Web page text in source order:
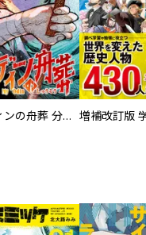
オーディンの舟葬 分冊版